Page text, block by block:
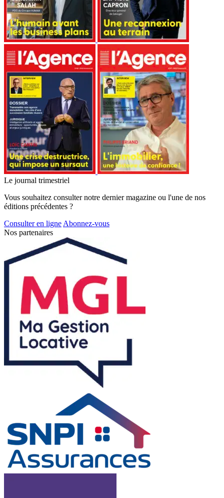
Le journal trimestriel
Vous souhaitez consulter notre dernier magazine ou l'une de nos
éditions précédentes ?
Consulter en ligne Abonnez-vous
Nos partenaires